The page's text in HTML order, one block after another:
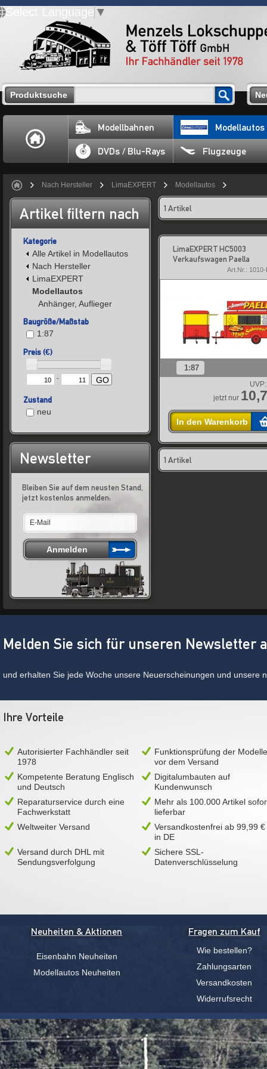
Select Language ▼
Produktsuche
Modellbahnen Modellautos
DVDs / Blu-Rays Flugzeuge
Nach Hersteller LimaEXPERT Modellautos
Artikel filtern nach
Kategorie
Alle Artikel in Modellautos
Nach Hersteller
LimaEXPERT
Modellautos
Anhänger, Auflieger
Baugröße/Maßstab
1:87
Preis (€)
- GO
Zustand
neu
Newsletter
Bleiben Sie auf dem neusten Stand,
jetzt kostenlos anmelden:
1 Artikel
LimaEXPERT HC5003
Verkaufswagen Paella
Art.Nr.:
1:87
UVP:
jetzt nur
In den Warenkorb
1 Artikel
Melden Sie sich für unseren Newsletter
und erhalten Sie jede Woche unsere Neuerscheinungen und unsere
Ihre Vorteile
Autorisierter Fachhändler seit
1978
Funktionsprüfung der Modelle
vor dem Versand
Kompetente Beratung Englisch
und Deutsch
Digitalumbauten auf
Kundenwunsch
Reparaturservice durch eine
Fachwerkstatt
Mehr als 100.000 Artikel
lieferbar
Weltweiter Versand
Versandkostenfrei ab 99,99 €
in DE
Versand durch DHL mit
Sendungsverfolgung
Sichere SSL-
Datenverschlüsselung
Neuheiten & Aktionen
Eisenbahn Neuheiten
Modellautos Neuheiten
Fragen zum Kauf
Wie bestellen?
Zahlungsarten
Versandkosten
Widerrufsrecht